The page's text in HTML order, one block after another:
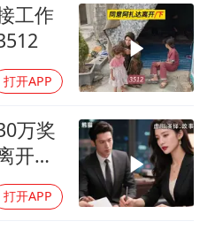
立秋你咬秋了吗
基础开新局
工作
打开APP
万奖
开，
只和
打开APP